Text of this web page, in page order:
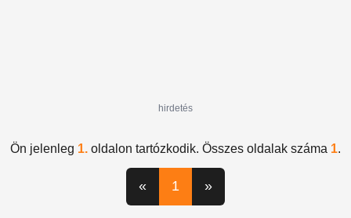
hirdetés
Ön jelenleg 1. oldalon tartózkodik. Összes oldalak száma 1.
« 1 »